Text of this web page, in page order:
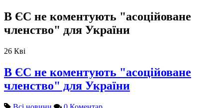
В ЄС не коментують "асоційоване
членство" для України
26 Кві
В ЄС не коментують "асоційоване
членство" для України